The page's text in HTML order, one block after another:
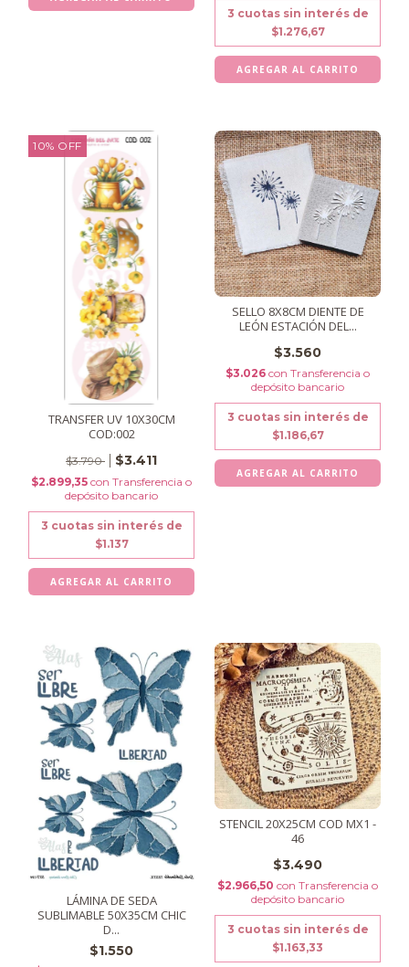
3 cuotas sin interés de
$1.276,67
10% OFF
TRANSFER UV 10X30CM
COD:002
$3.790 $3.411
$2.899,35 con Transferencia o
depósito bancario
3 cuotas sin interés de
$1.137
SELLO 8X8CM DIENTE DE
LEÓN ESTACIÓN DEL...
$3.560
$3.026 con Transferencia o
depósito bancario
3 cuotas sin interés de
$1.186,67
LÁMINA DE SEDA
SUBLIMABLE 50X35CM CHIC
D...
$1.550
STENCIL 20X25CM COD MX1 -
46
$3.490
$2.966,50 con Transferencia o
depósito bancario
3 cuotas sin interés de
$1.163,33